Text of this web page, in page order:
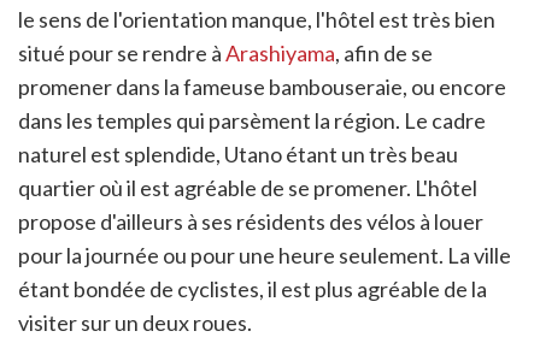
le sens de l'orientation manque, l'hôtel est très bien
situé pour se rendre àArashiyama, afin de se
promener dans la fameuse bambouseraie, ou encore
dans les temples qui parsèment la région. Le cadre
naturel est splendide, Utano étant un très beau
quartier où il est agréable de se promener. L'hôtel
propose d'ailleurs à ses résidents des vélos à louer
pour la journée ou pour une heure seulement. La ville
étant bondée de cyclistes, il est plus agréable de la
visiter sur un deux roues.